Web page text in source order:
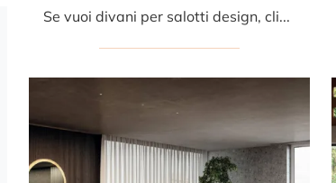
Se vuoi divani per salotti design, clicca e leggi di più sul modello Hero 2613 in tessuto del brand Lago.